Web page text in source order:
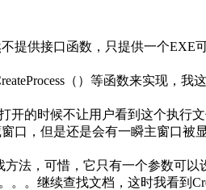
提供接口函数，只提供一个EXE
（）等函数来实现，我
的时候不让用户看到这个执行
口，但是还是会有一瞬主窗口被
法，可惜，它只有一个参数可
。继续查找文档，这时我看到